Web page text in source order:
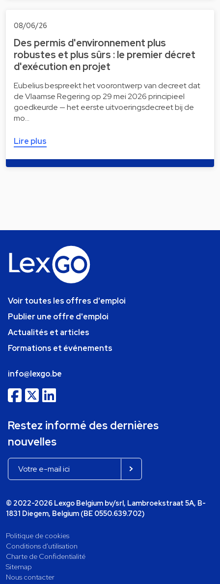
08/06/26
Des permis d'environnement plus
robustes et plus sûrs : le premier décret
d'exécution en projet
Eubelius bespreekt het voorontwerp van decreet dat
de Vlaamse Regering op 29 mei 2026 principieel
goedkeurde — het eerste uitvoeringsdecreet bij de
mo…
Lire plus
Voir toutes les offres d'emploi
Publier une offre d'emploi
Actualités et articles
Formations et événements
info@lexgo.be
Restez informé des dernières
nouvelles
© 2022-2026 Lexgo Belgium bv/srl, Lambroekstraat 5A, B-
1831 Diegem, Belgium (BE 0550.639.702)
Politique de cookies
Conditions d'utilisation
Charte de Confidentialité
Sitemap
Nous contacter